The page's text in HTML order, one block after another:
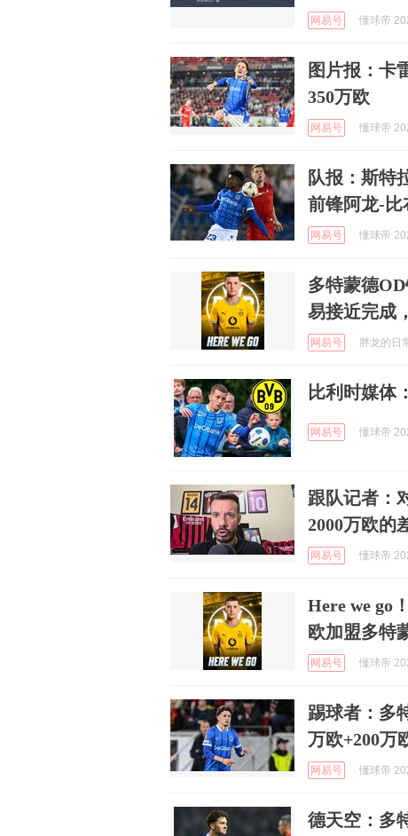
网易号 懂球帝
图片报：卡
350万欧
网易号 懂球帝
队报：斯特
前锋阿龙-比
网易号 懂球帝
多特蒙德
易接近完成
网易号 胖龙的日
比利时媒体
网易号 懂球帝
跟队记者：
2000万欧的
网易号 懂球帝
Here we go
欧加盟多特
网易号 懂球帝
踢球者：多
万欧+200万
网易号 懂球帝
德天空：多